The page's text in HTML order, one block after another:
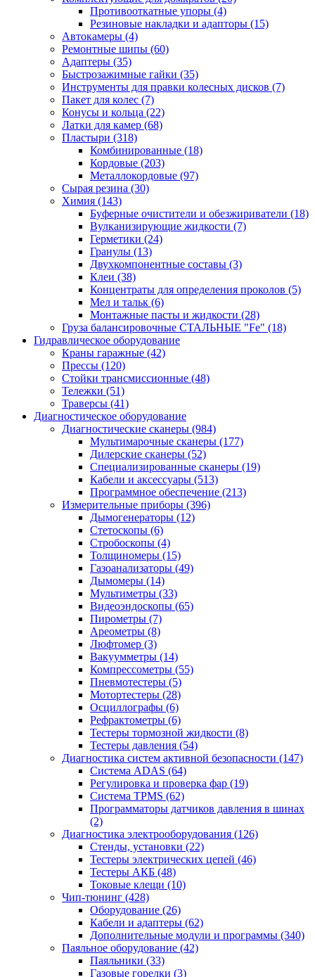
Противооткатные упоры (4)
Резиновые накладки и адапторы (15)
Автокамеры (4)
Ремонтные шипы (60)
Адаптеры (35)
Быстрозажимные гайки (35)
Инструменты для правки колесных дисков (7)
Пакет для колес (7)
Конусы и кольца (22)
Латки для камер (68)
Пластыри (318)
Комбинированные (18)
Кордовые (203)
Металлокордовые (97)
Сырая резина (30)
Химия (143)
Буферные очистители и обезжириватели (18)
Вулканизирующие жидкости (7)
Герметики (24)
Гранулы (13)
Двухкомпонентные составы (3)
Клеи (38)
Концентраты для определения проколов (5)
Мел и тальк (6)
Монтажные пасты и жидкости (28)
Груза балансировочные СТАЛЬНЫЕ "Fe" (18)
Гидравлическое оборудование
Краны гаражные (42)
Прессы (120)
Стойки трансмиссионные (48)
Тележки (51)
Траверсы (41)
Диагностическое оборудование
Диагностические сканеры (984)
Мультимарочные сканеры (177)
Дилерские сканеры (52)
Специализированные сканеры (19)
Кабели и аксессуары (513)
Программное обеспечение (213)
Измерительные приборы (396)
Дымогенераторы (12)
Стетоскопы (6)
Стробоскопы (4)
Толщиномеры (15)
Газоанализаторы (49)
Дымомеры (14)
Мультиметры (33)
Видеоэндоскопы (65)
Пирометры (7)
Ареометры (8)
Люфтомер (3)
Вакуумметры (14)
Компрессометры (55)
Пневмотестеры (5)
Мотортестеры (28)
Осциллографы (6)
Рефрактометры (6)
Тестеры тормозной жидкости (8)
Тестеры давления (54)
Диагностика систем активной безопасности (147)
Система ADAS (64)
Регулировка и проверка фар (19)
Система TPMS (62)
Программаторы датчиков давления в шинах
(2)
Диагностика электрооборудования (126)
Стенды, установки (22)
Тестеры электрических цепей (46)
Тестеры АКБ (48)
Токовые клещи (10)
Чип-тюнинг (428)
Оборудование (26)
Кабели и адаптеры (62)
Дополнительные модули и программы (340)
Паяльное оборудование (42)
Паяльники (33)
Газовые горелки (3)